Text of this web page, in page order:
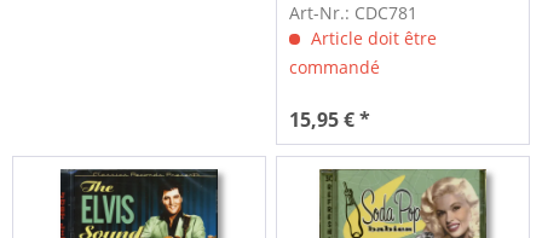
Art-Nr.: CDC781
Article doit être
commandé
15,95 € *